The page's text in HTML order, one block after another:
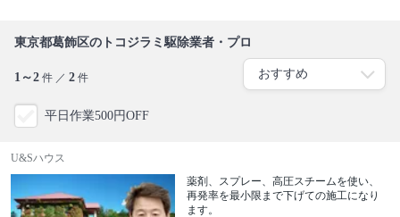
東京都葛飾区のトコジラミ駆除業者・プロ
1～2 件 ／ 2 件
平日作業500円OFF
U&Sハウス
薬剤、スプレー、高圧スチームを使い、
再発率を最小限まで下げての施工になり
ます。